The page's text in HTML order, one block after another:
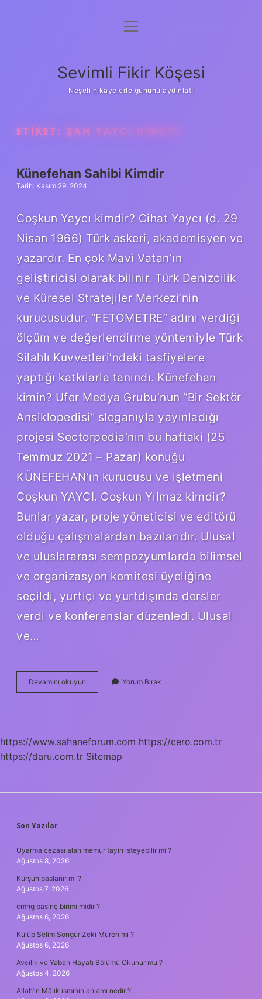
Anasayfa
Yasal Uyarı
menüyü
Sevimli Fikir Köşesi
Neşeli hikayelerle gününü aydınlat!
ETIKET: ŞAH YAYCI KIMDIR
Künefehan Sahibi Kimdir
Tarih: Kasım 29, 2024
Coşkun Yaycı kimdir? Cihat Yaycı (d. 29
Nisan 1966) Türk askeri, akademisyen ve
yazardır. En çok Mavi Vatan’ın
geliştiricisi olarak bilinir. Türk Denizcilik
ve Küresel Stratejiler Merkezi’nin
kurucusudur. “FETOMETRE” adını verdiği
ölçüm ve değerlendirme yöntemiyle Türk
Silahlı Kuvvetleri’ndeki tasfiyelere
yaptığı katkılarla tanındı. Künefehan
kimin? Ufer Medya Grubu’nun “Bir Sektör
Ansiklopedisi” sloganıyla yayınladığı
projesi Sectorpedia’nın bu haftaki (25
Temmuz 2021 – Pazar) konuğu
KÜNEFEHAN’ın kurucusu ve işletmeni
Coşkun YAYCI. Coşkun Yılmaz kimdir?
Bunlar yazar, proje yöneticisi ve editörü
olduğu çalışmalardan bazılarıdır. Ulusal
ve uluslararası sempozyumlarda bilimsel
ve organizasyon komitesi üyeliğine
seçildi, yurtiçi ve yurtdışında dersler
verdi ve konferanslar düzenledi. Ulusal
ve…
Devamını okuyun Künefehan
Sahibi
Yorum Bırak
https://www.sahaneforum.com https://cero.com.tr
https://daru.com.tr Sitemap
SIDEBAR
Son Yazılar
Uyarma cezası alan memur tayin isteyebilir mi ?
Ağustos 8, 2026
Kurşun paslanır mı ?
Ağustos 7, 2026
cmhg basınç birimi midir ?
Ağustos 6, 2026
Kulüp Selim Songür Zeki Müren mi ?
Ağustos 6, 2026
Avcılık ve Yaban Hayatı Bölümü Okunur mu ?
Ağustos 4, 2026
Allah’ın Mâlik isminin anlamı nedir ?